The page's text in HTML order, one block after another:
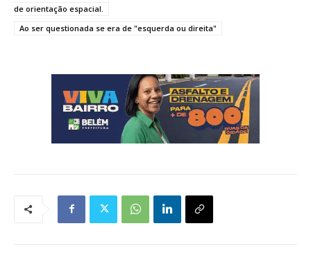
de orientação espacial.
Ao ser questionada se era de "esquerda ou direita"